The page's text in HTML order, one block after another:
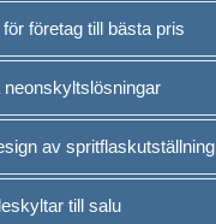
företag till bästa pris
av spritflaskutställning
till salu